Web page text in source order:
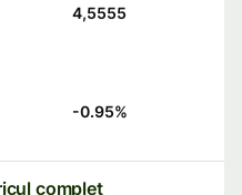
4,5555
-0.95%
complet